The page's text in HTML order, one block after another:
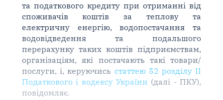
та податкового кредиту при отриманні від
споживачів коштів за теплову та
електричну енергію, водопостачання та
водовідведення та подальшого
перерахунку таких коштів підприємствам,
організаціям, які постачають такі товари/
послуги, і, керуючись статтею 52 розділу II
Податкового і кодексу України (далі - ПКУ),
повідомляє.